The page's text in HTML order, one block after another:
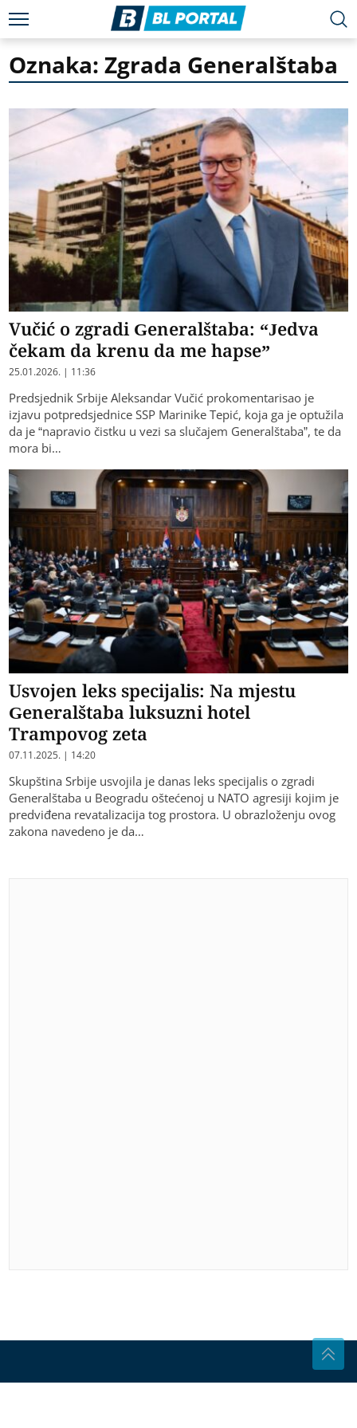
Oznaka: Zgrada Generalštaba
Vučić o zgradi Generalštaba: “Jedva
čekam da krenu da me hapse”
25.01.2026. | 11:36
Predsjednik Srbije Aleksandar Vučić prokomentarisao je
izjavu potpredsjednice SSP Marinike Tepić, koja ga je optužila
da je “napravio čistku u vezi sa slučajem Generalštaba”, te da
mora bi…
Usvojen leks specijalis: Na mjestu
Generalštaba luksuzni hotel
Trampovog zeta
07.11.2025. | 14:20
Skupština Srbije usvojila je danas leks specijalis o zgradi
Generalštaba u Beogradu oštećenoj u NATO agresiji kojim je
predviđena revatalizacija tog prostora. U obrazloženju ovog
zakona navedeno je da…